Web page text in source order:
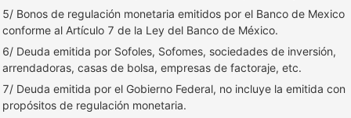
5/ Bonos de regulación monetaria emitidos por el Banco de Mexico
conforme al Artículo 7 de la Ley del Banco de México.
6/ Deuda emitida por Sofoles, Sofomes, sociedades de inversión,
arrendadoras, casas de bolsa, empresas de factoraje, etc.
7/ Deuda emitida por el Gobierno Federal, no incluye la emitida con
propósitos de regulación monetaria.